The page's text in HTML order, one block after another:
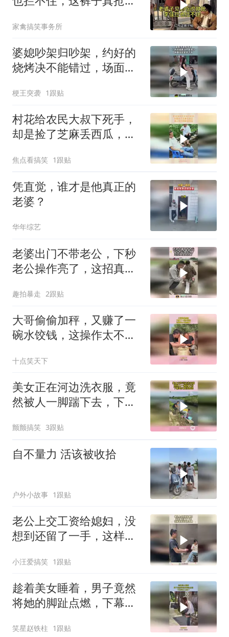
家禽搞笑事务所
婆媳吵架归吵架，约好的
烧烤决不能错过，场面实
梗王突袭 1跟贴
村花给农民大叔下死手，
却是捡了芝麻丢西瓜，做
焦点看搞笑 1跟贴
凭直觉，谁才是他真正的
老婆？
华年综艺
老婆出门不带老公，下秒
老公操作亮了，这招真是
趣拍暴走 2跟贴
大哥偷偷加秤，又赚了一
碗水饺钱，这操作太不地
十点笑天下
美女正在河边洗衣服，竟
然被人一脚踹下去，下幕
颤颤搞笑 3跟贴
自不量力 活该被收拾
户外小故事 1跟贴
老公上交工资给媳妇，没
想到还留了一手，这样家
小汪爱搞笑 1跟贴
趁着美女睡着，男子竟然
将她的脚趾点燃，下幕美
笑星赵铁柱 1跟贴